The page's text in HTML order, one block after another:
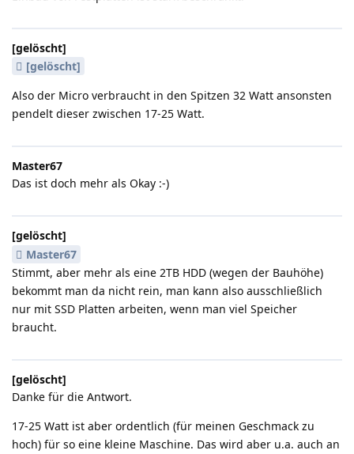
[gelöscht]
[gelöscht]
Also der Micro verbraucht in den Spitzen 32 Watt ansonsten
pendelt dieser zwischen 17-25 Watt.
Master67
Das ist doch mehr als Okay :-)
[gelöscht]
Master67
Stimmt, aber mehr als eine 2TB HDD (wegen der Bauhöhe)
bekommt man da nicht rein, man kann also ausschließlich
nur mit SSD Platten arbeiten, wenn man viel Speicher
braucht.
[gelöscht]
Danke für die Antwort.
17-25 Watt ist aber ordentlich (für meinen Geschmack zu
hoch) für so eine kleine Maschine. Das wird aber u.a. auch an